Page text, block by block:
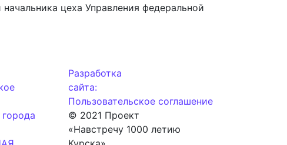
цеха Управления федеральной
Разработка
сайта:
Пользовательское соглашение
© 2021 Проект
«Навстречу 1000 летию